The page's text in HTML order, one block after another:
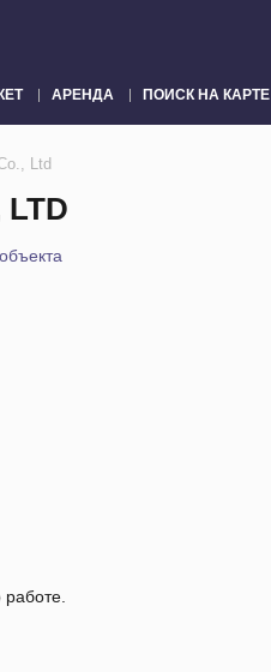
АРЕНДА ПОИСК НА КАРТЕ
Ltd
LTD